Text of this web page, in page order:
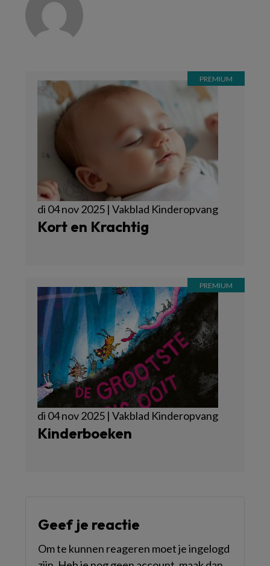
di 04 nov 2025 | Vakblad Kinderopvang
Kort en Krachtig
di 04 nov 2025 | Vakblad Kinderopvang
Kinderboeken
Geef je reactie
Om te kunnen reageren moet je ingelogd